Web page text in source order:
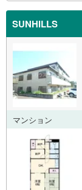
SUNHILLS
マンション